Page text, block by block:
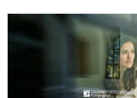
Scopri di più Gestioni Patrimoniali